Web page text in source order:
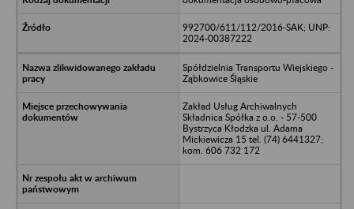
992700/611/112/2016-SAK; UNP:
2024-00387222
Spółdzielnia Transportu Wiejskiego -
Ząbkowice Śląskie
Zakład Usług Archiwalnych
Składnica Spółka z o.o. - 57-500
Bystrzyca Kłodzka ul. Adama
Mickiewicza 15 tel. (74) 6441327;
kom. 606 732 172